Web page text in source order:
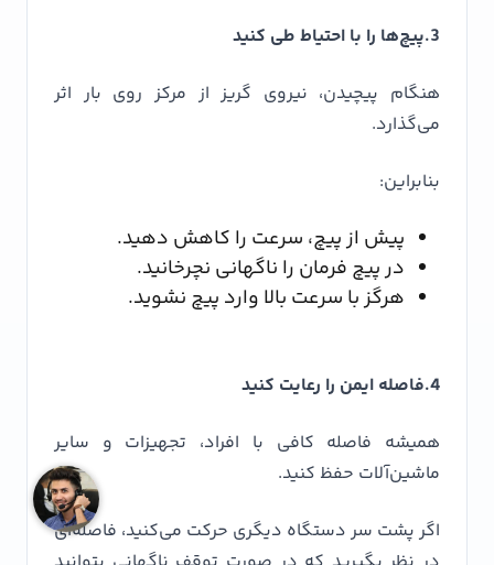
3.پیچ‌ها را با احتیاط طی کنید
هنگام پیچیدن، نیروی گریز از مرکز روی بار اثر
می‌گذارد.
بنابراین:
پیش از پیچ، سرعت را کاهش دهید.
در پیچ فرمان را ناگهانی نچرخانید.
هرگز با سرعت بالا وارد پیچ نشوید.
4.فاصله ایمن را رعایت کنید
همیشه فاصله کافی با افراد، تجهیزات و سایر
ماشین‌آلات حفظ کنید.
اگر پشت سر دستگاه دیگری حرکت می‌کنید، فاصله‌ای